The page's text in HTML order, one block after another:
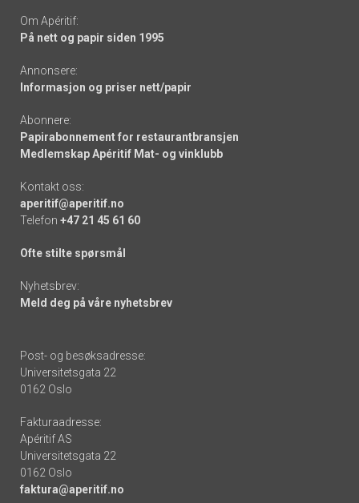
Om Apéritif:
På nett og papir siden 1995
Annonsere:
Informasjon og priser nett/papir
Abonnere:
Papirabonnement for restaurantbransjen
Medlemskap Apéritif Mat- og vinklubb
Kontakt oss:
aperitif@aperitif.no
Telefon +47 21 45 61 60
Ofte stilte spørsmål
Nyhetsbrev:
Meld deg på våre nyhetsbrev
Post- og besøksadresse:
Universitetsgata 22
0162 Oslo
Fakturaadresse:
Apéritif AS
Universitetsgata 22
0162 Oslo
faktura@aperitif.no